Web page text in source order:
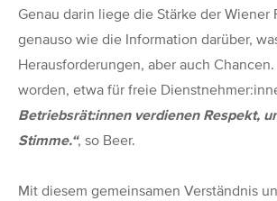
Genau darin liege die Stärke der
genauso wie die Information darüber,
Herausforderungen, aber auch
worden, etwa für freie
Betriebsrät:innen verdienen Respekt,
Stimme.“, so Beer.
Mit diesem gemeinsamen Verständnis